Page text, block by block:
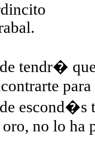
tendr�
escond�s
no lo ha